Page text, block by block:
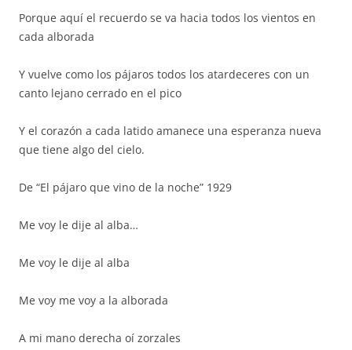
Porque aquí el recuerdo se va hacia todos los vientos en
cada alborada
Y vuelve como los pájaros todos los atardeceres con un
canto lejano cerrado en el pico
Y el corazón a cada latido amanece una esperanza nueva
que tiene algo del cielo.
De “El pájaro que vino de la noche” 1929
Me voy le dije al alba…
Me voy le dije al alba
Me voy me voy a la alborada
A mi mano derecha oí zorzales